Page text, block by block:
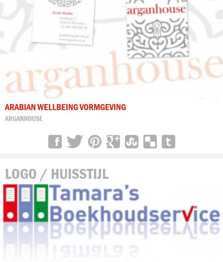
ARABIAN WELLBEING VORMGEVING
ARGANHOUSE
LOGO / HUISSTIJL